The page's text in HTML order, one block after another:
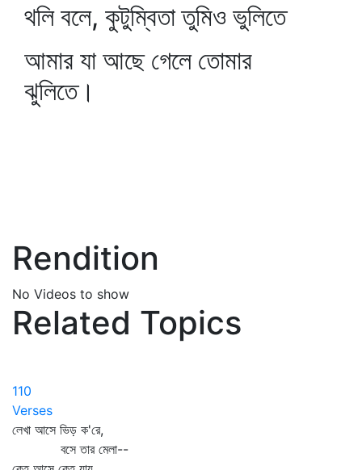
থলি বলে, কুটুম্বিতা তুমিও ভুলিতে
আমার যা আছে গেলে তোমার
ঝুলিতে।
Rendition
No Videos to show
Related Topics
110
Verses
লেখা আসে ভিড় ক'রে,
বসে তার মেলা--